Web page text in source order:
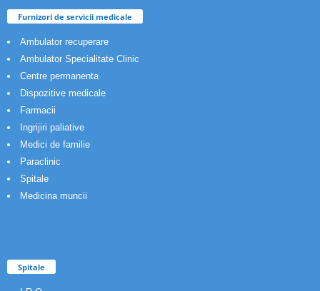
Furnizori de servicii medicale
Ambulator recuperare
Ambulator Specialitate Clinic
Centre permanenta
Dispozitive medicale
Farmacii
Ingrijiri paliative
Medici de familie
Paraclinic
Spitale
Medicina muncii
Spitale